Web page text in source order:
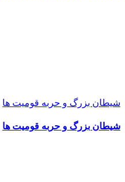
شیطان بزرگ و حربه قومیت ها
شیطان بزرگ و حربه قومیت ها